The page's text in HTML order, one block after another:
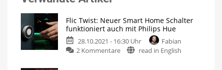
Flic Twist: Neuer Smart Home Schalter
funktioniert auch mit Philips Hue
28.10.2021 - 16:30 Uhr
Fabian
2 Kommentarezu
read in English